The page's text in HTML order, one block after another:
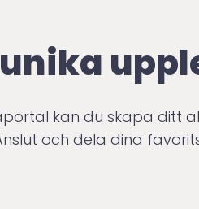
kan du skapa ditt
och dela dina